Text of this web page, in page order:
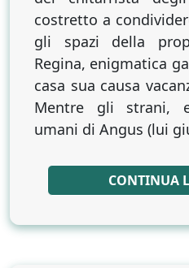
Alla
della
con
costretto a
gli spazi della
Regina, enigmatica
casa sua causa
Mentre gli strani,
umani di Angus (lui
CONTINUA